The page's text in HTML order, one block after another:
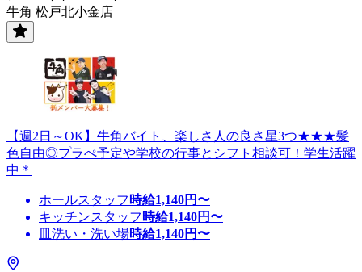
牛角 松戸北小金店
【週2日～OK】牛角バイト、楽しさ人の良さ星3つ★★★髪
色自由◎プラぺ予定や学校の行事とシフト相談可！学生活躍
中＊
ホールスタッフ 時給1,140円〜
キッチンスタッフ 時給1,140円〜
皿洗い・洗い場時給1,140円〜